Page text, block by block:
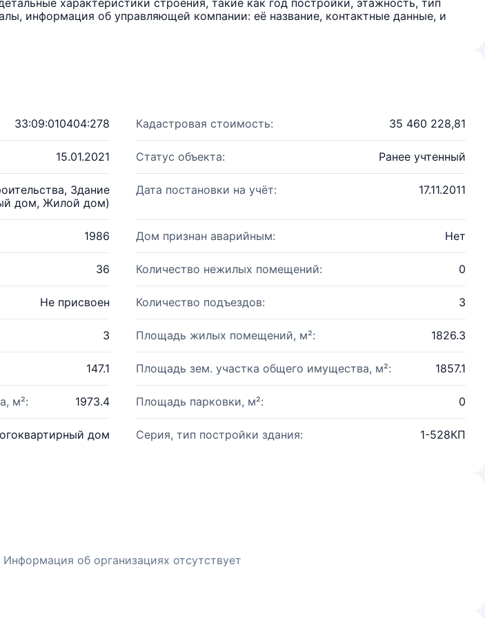
характеристики строения, такие как год постройки, этажность, тип
информация об управляющей компании: её название, контактные данные, и
33:09:010404:278 Кадастровая стоимость: 35 460 228,81
15.01.2021 Статус объекта: Ранее учтенный
Здание
дом, Жилой дом)
Дата постановки на учёт: 17.11.2011
1986 Дом признан аварийным: Нет
36 Количество нежилых помещений: 0
Не присвоен Количество подъездов: 3
3 Площадь жилых помещений, м²: 1826.3
147.1 Площадь зем. участка общего имущества, м²: 1857.1
м²: 1973.4 Площадь парковки, м²: 0
дом Серия, тип постройки здания: 1-528КП
Информация об организациях отсутствует